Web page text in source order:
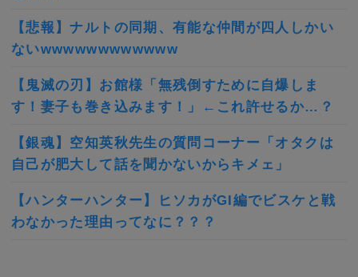
【悲報】ナルトの同期、有能な仲間が四人しかい
ないwwwwwwwwwwww
【鬼滅の刃】お館様「無残倒すために自爆しま
す！妻子も巻き込みます！」←これ許せるか…？
【銀魂】空知英秋先生の質問コーナー「オタクは
自己が肥大して話を聞かないからキメェ」
【ハンターハンター】ヒソカがGI編でビスケと戦
わなかった理由ってなに？？？